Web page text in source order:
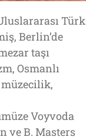
Türk
Berlin’de
taşı
Osmanlı
müzecilik,
Voyvoda
ve B. Masters